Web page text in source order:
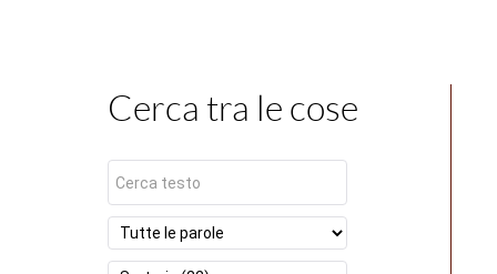
Cerca tra le cose